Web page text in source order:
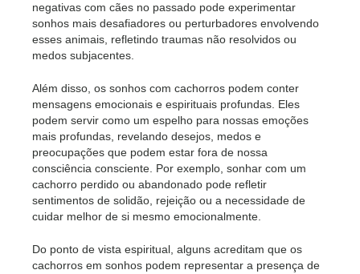
negativas com cães no passado pode experimentar
sonhos mais desafiadores ou perturbadores envolvendo
esses animais, refletindo traumas não resolvidos ou
medos subjacentes.
Além disso, os sonhos com cachorros podem conter
mensagens emocionais e espirituais profundas. Eles
podem servir como um espelho para nossas emoções
mais profundas, revelando desejos, medos e
preocupações que podem estar fora de nossa
consciência consciente. Por exemplo, sonhar com um
cachorro perdido ou abandonado pode refletir
sentimentos de solidão, rejeição ou a necessidade de
cuidar melhor de si mesmo emocionalmente.
Do ponto de vista espiritual, alguns acreditam que os
cachorros em sonhos podem representar a presença de